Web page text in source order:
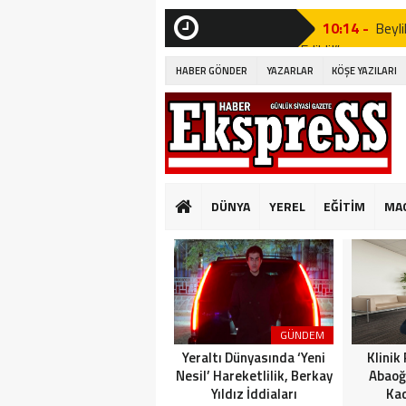
10:14 -
Edildi!”
19:53 -
19:51 -
19:49 -
GÜNKÜ GİBİ
10:14 -
Edildi!”
19:53 -
19:51 -
HABER GÖNDER YAZARLAR KÖŞE YAZILARI
DÜNYA YEREL EĞİTİM
GÜNDEM
Yeraltı Dünyasında ‘Yeni
Nesil’ Hareketlilik, Berkay
Yıldız İddiaları
Klinik